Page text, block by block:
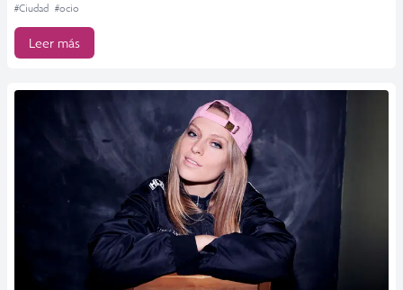
#Ciudad #ocio
Leer más